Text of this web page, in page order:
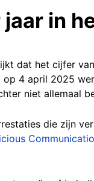
in
dat het cijfer
op 4 april 2025
niet allemaal
die zijn